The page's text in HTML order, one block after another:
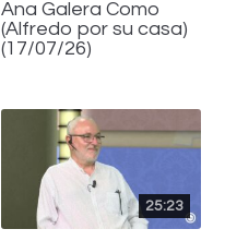
Ana Galera Como
(Alfredo por su casa)
(17/07/26)
25:23